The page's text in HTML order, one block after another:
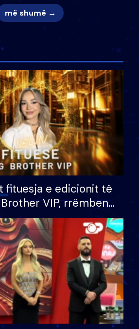
më shumë →
fituesja e edicionit të
VIP, rrëmben
prej 100 mijë eurosh